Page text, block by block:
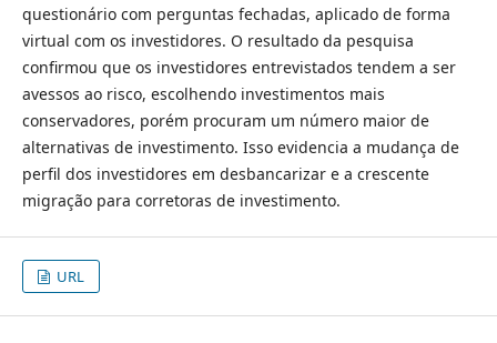
questionário com perguntas fechadas, aplicado de forma
virtual com os investidores. O resultado da pesquisa
confirmou que os investidores entrevistados tendem a ser
avessos ao risco, escolhendo investimentos mais
conservadores, porém procuram um número maior de
alternativas de investimento. Isso evidencia a mudança de
perfil dos investidores em desbancarizar e a crescente
migração para corretoras de investimento.
URL